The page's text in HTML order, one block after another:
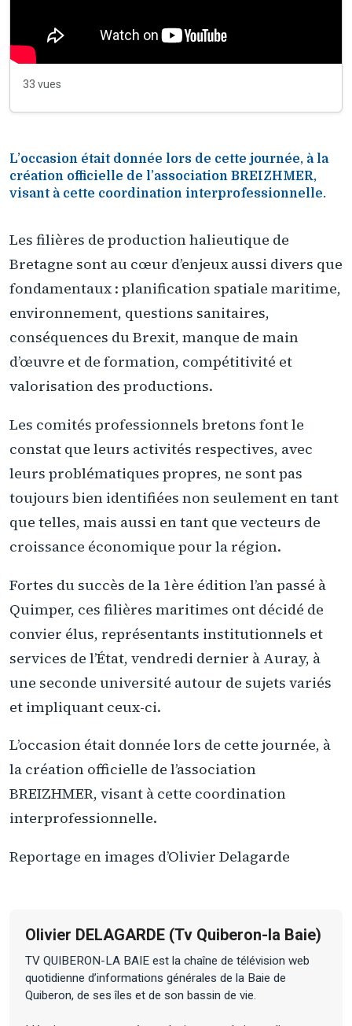
33 vues
L’occasion était donnée lors de cette journée, à la
création officielle de l’association BREIZHMER,
visant à cette coordination interprofessionnelle.
Les filières de production halieutique de
Bretagne sont au cœur d’enjeux aussi divers que
fondamentaux : planification spatiale maritime,
environnement, questions sanitaires,
conséquences du Brexit, manque de main
d’œuvre et de formation, compétitivité et
valorisation des productions.
Les comités professionnels bretons font le
constat que leurs activités respectives, avec
leurs problématiques propres, ne sont pas
toujours bien identifiées non seulement en tant
que telles, mais aussi en tant que vecteurs de
croissance économique pour la région.
Fortes du succès de la 1ère édition l’an passé à
Quimper, ces filières maritimes ont décidé de
convier élus, représentants institutionnels et
services de l’État, vendredi dernier à Auray, à
une seconde université autour de sujets variés
et impliquant ceux-ci.
L’occasion était donnée lors de cette journée, à
la création officielle de l’association
BREIZHMER, visant à cette coordination
interprofessionnelle.
Reportage en images d’Olivier Delagarde
Olivier DELAGARDE (Tv Quiberon-la Baie)
TV QUIBERON-LA BAIE est la chaîne de télévision web
quotidienne d’informations générales de la Baie de
Quiberon, de ses îles et de son bassin de vie.